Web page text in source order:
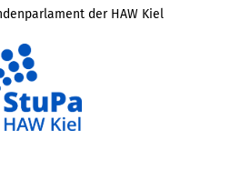
der HAW Kiel